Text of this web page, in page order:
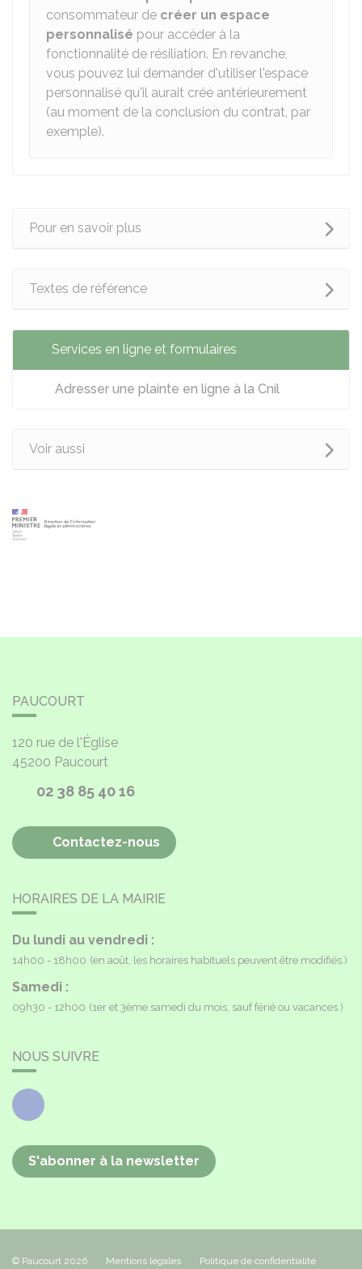
consommateur de créer un espace
personnalisé pour accéder à la
fonctionnalité de résiliation. En revanche,
vous pouvez lui demander d'utiliser l'espace
personnalisé qu'il aurait créé antérieurement
(au moment de la conclusion du contrat, par
exemple).
Pour en savoir plus
Textes de référence
Services en ligne et formulaires
Adresser une plainte en ligne à la Cnil
Voir aussi
PAUCOURT
120 rue de l'Église
45200 Paucourt
02 38 85 40 16
Contactez-nous
HORAIRES DE LA MAIRIE
Du lundi au vendredi :
14h00 - 18h00 (en août, les horaires habituels peuvent être modifiés.)
Samedi :
09h30 - 12h00 (1er et 3ème samedi du mois, sauf férié ou vacances.)
NOUS SUIVRE
Facebook
S'abonner à la newsletter
© Paucourt 2026 Mentions légales Politique de confidentialité